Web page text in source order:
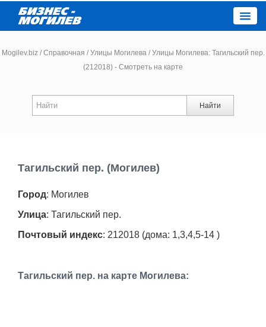
Новости
Афиша
Транспорт
Mogilev.biz / Справочная / Улицы Могилева /Улицы Могилева: Тагильский пер.
(212018) - Смотреть на карте
Найти
Тагильский пер. (Могилев)
Город: Могилев
Улица: Тагильский пер.
Почтовый индекс: 212018 (дома: 1,3,4,5-14 )
Тагильский пер. на карте Могилева: